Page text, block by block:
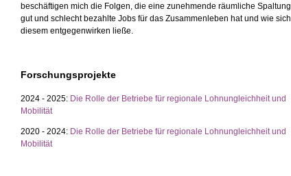
beschäftigen mich die Folgen, die eine zunehmende räumliche
gut und schlecht bezahlte Jobs für das Zusammenleben hat und wie sich
diesem entgegenwirken ließe.
Forschungsprojekte
2024 - 2025: Die Rolle der Betriebe für regionale Lohnungleichheit und
Mobilität
2020 - 2024: Die Rolle der Betriebe für regionale Lohnungleichheit und
Mobilität